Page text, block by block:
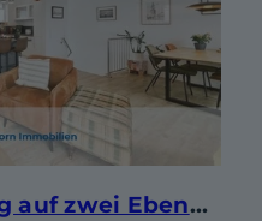
Penthousewohnung auf zwei Ebenen mit sonniger Dachterrasse in begehrter Lage von Leer-Loga